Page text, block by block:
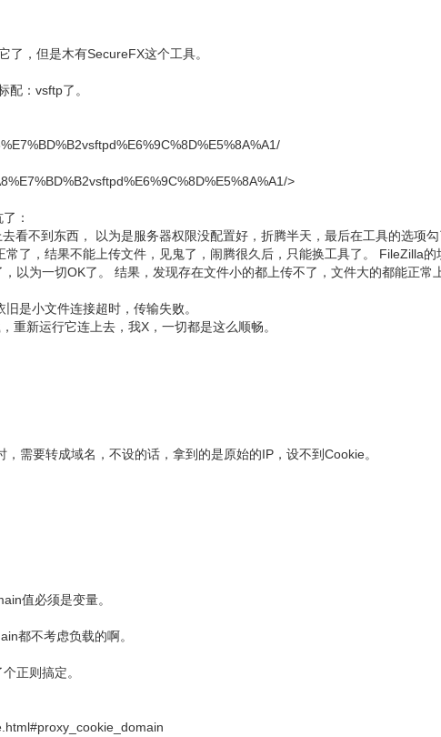
，但是木有SecureFX这个工具。
配：vsftp了。
>
：
看不到东西， 以为是服务器权限没配置好，折腾半天，最后在工具的选项
了，结果不能上传文件，见鬼了，闹腾很久后，只能换工具了。 FileZilla的
以为一切OK了。 结果，发现存在文件小的都上传不了，文件大的都能正常
是小文件连接超时，传输失败。
重新运行它连上去，我X，一切都是这么顺畅。
需要转成域名，不设的话，拿到的是原始的IP，设不到Cookie。
值必须是变量。
都不考虑负载的啊。
正则搞定。